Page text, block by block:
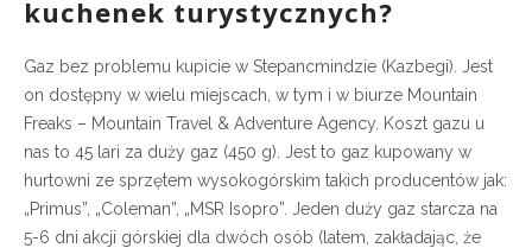
kuchenek turystycznych?
Gaz bez problemu kupicie w Stepancmindzie (Kazbegi). Jest
on dostępny w wielu miejscach, w tym i w biurze Mountain
Freaks – Mountain Travel & Adventure Agency. Koszt gazu u
nas to 45 lari za duży gaz (450 g). Jest to gaz kupowany w
hurtowni ze sprzętem wysokogórskim takich producentów jak:
„Primus”, „Coleman”, „MSR Isopro”. Jeden duży gaz starcza na
5-6 dni akcji górskiej dla dwóch osób (latem, zakładając, że